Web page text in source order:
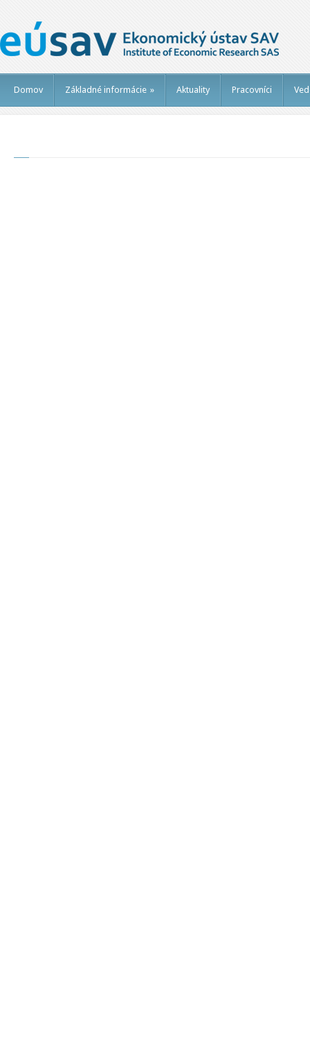
Domov Základné informácie » Aktuality Pracovníci